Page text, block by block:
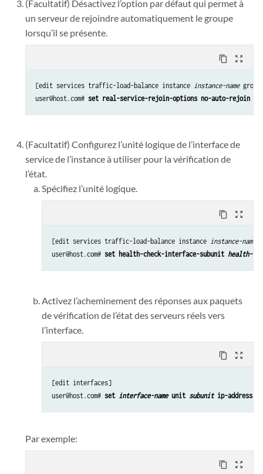
(Facultatif) Désactivez l’option par défaut qui permet à
un serveur de rejoindre automatiquement le groupe
lorsqu’il se présente.
content_copy zoom_out_map
[edit services traffic-load-balance instance instance-name
user@host.com# set real-service-rejoin-options no-auto-rejoin
(Facultatif) Configurez l’unité logique de l’interface de
service de l’instance à utiliser pour la vérification de
l’état.
Spécifiez l’unité logique.
content_copy zoom_out_map
[edit services traffic-load-balance instance instance-name
user@host.com# set health-check-interface-subunit health-
Activez l’acheminement des réponses aux paquets
de vérification de l’état des serveurs réels vers
l’interface.
content_copy zoom_out_map
[edit interfaces]
user@host.com# set interface-name unit subunit ip-address-
Par exemple:
content_copy zoom_out_map